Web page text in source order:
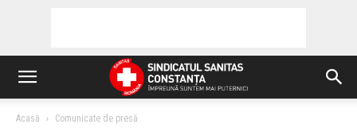
Acasă Comunicate de presă